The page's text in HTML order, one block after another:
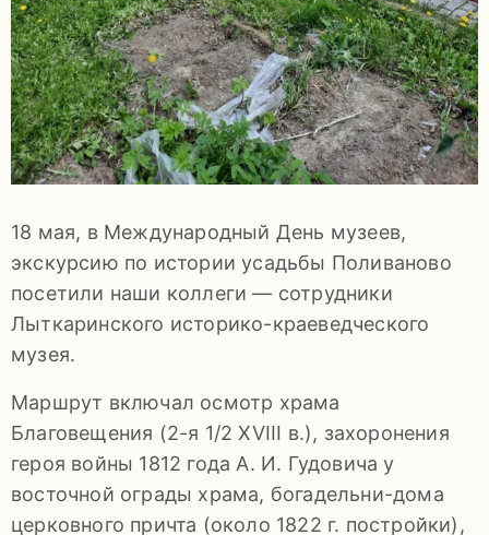
(4967)
55-
92-
34
pdls_mukpmuzey@mosreg.ru
Заявление
конфиденциальности
18 мая, в Международный День музеев,
экскурсию по истории усадьбы Поливаново
посетили наши коллеги — сотрудники
Лыткаринского историко-краеведческого
музея.
Маршрут включал осмотр храма
Благовещения (2-я 1/2 XVIII в.), захоронения
героя войны 1812 года А. И. Гудовича у
восточной ограды храма, богадельни-дома
церковного причта (около 1822 г. постройки),